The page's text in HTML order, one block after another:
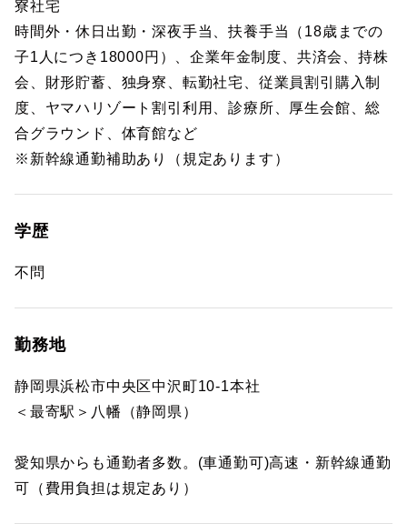
寮社宅
時間外・休日出勤・深夜手当、扶養手当（18歳までの
子1人につき18000円）、企業年金制度、共済会、持株
会、財形貯蓄、独身寮、転勤社宅、従業員割引購入制
度、ヤマハリゾート割引利用、診療所、厚生会館、総
合グラウンド、体育館など
※新幹線通勤補助あり（規定あります）
学歴
不問
勤務地
静岡県浜松市中央区中沢町10-1本社
＜最寄駅＞八幡（静岡県）
愛知県からも通勤者多数。(車通勤可)高速・新幹線通勤
可（費用負担は規定あり）